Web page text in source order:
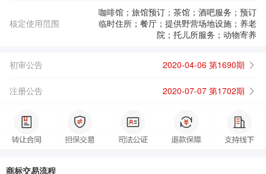
核定使用范围
咖啡馆；旅馆预订；茶馆；酒吧服务；预订
临时住所；餐厅；提供野营场地设施；养老
院；托儿所服务；动物寄养
初审公告 2020-04-06 第1690期
注册公告 2020-07-07 第1702期
商标交易流程